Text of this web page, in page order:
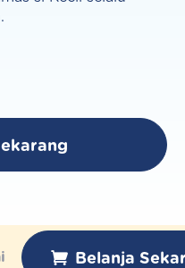
Belanja